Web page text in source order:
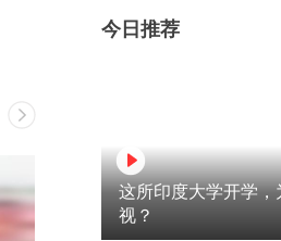
今日推荐
这所印度大学开学
视？